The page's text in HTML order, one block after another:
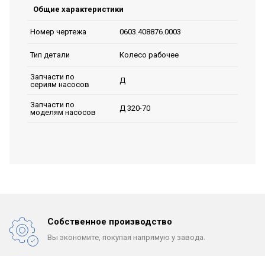
Общие характеристики
Номер чертежа 0603.408876.0003
Тип детали Колесо рабочее
Запчасти по
сериям насосов
Д
Запчасти по
моделям насосов
Д 320-70
Собственное производство
Вы экономите, покупая напрямую у завода.